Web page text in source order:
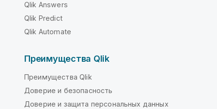
Qlik Answers
Qlik Predict
Qlik Automate
Преимущества Qlik
Преимущества Qlik
Доверие и безопасность
Доверие и защита персональных данных